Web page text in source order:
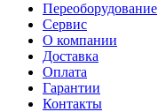
Переоборудование
Сервис
О компании
Доставка
Оплата
Гарантии
Контакты